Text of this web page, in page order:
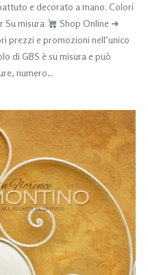
e decorato a mano. Colori
Su misura
Shop Online ➜
prezzi e promozioni nell’unico
di GBS è su misura e può
numero…